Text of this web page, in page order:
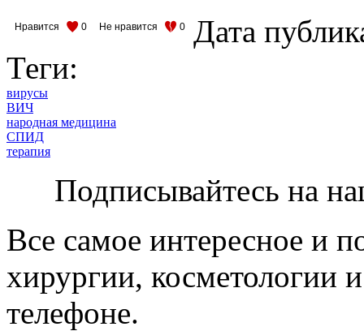
Нравится 0 Не нравится 0
Дата
Теги:
вирусы
ВИЧ
народная медицина
СПИД
терапия
Подписывайтесь на
Все самое интересное и
хирургии, косметологии
телефоне.